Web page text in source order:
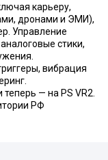
карьеру,
дронами и ЭМИ),
Управление
стики,
вибрация
— на PS VR2.
РФ